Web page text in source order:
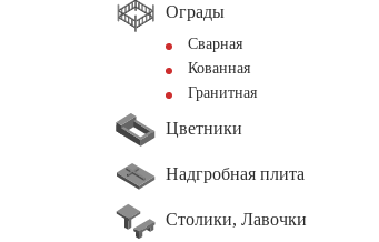
Ограды
Сварная
Кованная
Гранитная
Цветники
Надгробная плита
Столики, Лавочки